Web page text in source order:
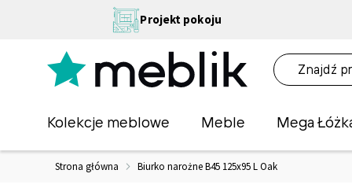
Projekt pokoju
Kolekcje meblowe Meble Mega
Strona główna Biurko narożne B45 125x95 L Oak